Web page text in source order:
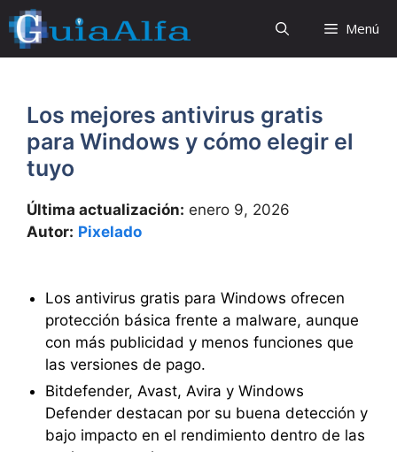
Saltar
al
contenido
Menú
Los mejores antivirus gratis
para Windows y cómo elegir el
tuyo
Última actualización: enero 9, 2026
Autor: Pixelado
Los antivirus gratis para Windows ofrecen
protección básica frente a malware, aunque
con más publicidad y menos funciones que
las versiones de pago.
Bitdefender, Avast, Avira y Windows
Defender destacan por su buena detección y
bajo impacto en el rendimiento dentro de las